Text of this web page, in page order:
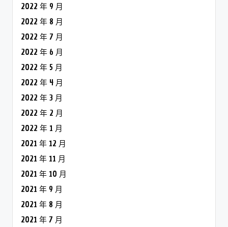
2022 年 9 月
2022 年 8 月
2022 年 7 月
2022 年 6 月
2022 年 5 月
2022 年 4 月
2022 年 3 月
2022 年 2 月
2022 年 1 月
2021 年 12 月
2021 年 11 月
2021 年 10 月
2021 年 9 月
2021 年 8 月
2021 年 7 月